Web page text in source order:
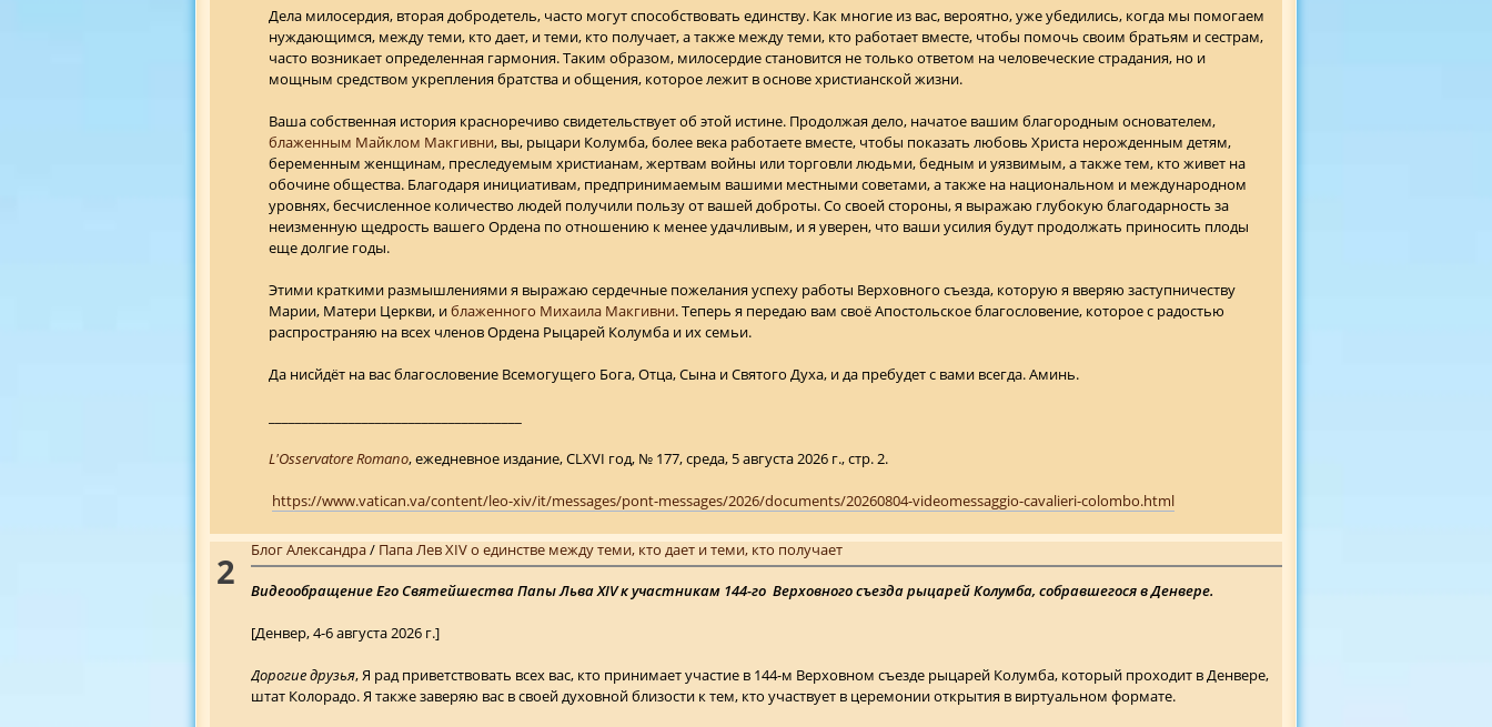
Дела милосердия, вторая добродетель, часто могут способствовать единству. Как многие из вас, вероятно, уже убедились, когда мы помогаем
нуждающимся, между теми, кто дает, и теми, кто получает, а также между теми, кто работает вместе, чтобы помочь своим братьям и сестрам,
часто возникает определенная гармония. Таким образом, милосердие становится не только ответом на человеческие страдания, но и
мощным средством укрепления братства и общения, которое лежит в основе христианской жизни.
Ваша собственная история красноречиво свидетельствует об этой истине. Продолжая дело, начатое вашим благородным основателем,
блаженным Майклом Макгивни, вы, рыцари Колумба, более века работаете вместе, чтобы показать любовь Христа нерожденным детям,
беременным женщинам, преследуемым христианам, жертвам войны или торговли людьми, бедным и уязвимым, а также тем, кто живет на
обочине общества. Благодаря инициативам, предпринимаемым вашими местными советами, а также на национальном и международном
уровнях, бесчисленное количество людей получили пользу от вашей доброты. Со своей стороны, я выражаю глубокую благодарность за
неизменную щедрость вашего Ордена по отношению к менее удачливым, и я уверен, что ваши усилия будут продолжать приносить плоды
еще долгие годы.
Этими краткими размышлениями я выражаю сердечные пожелания успеху работы Верховного съезда, которую я вверяю заступничеству
Марии, Матери Церкви, иблаженного Михаила Макгивни. Теперь я передаю вам своё Апостольское благословение, которое с радостью
распространяю на всех членов Ордена Рыцарей Колумба и их семьи.
Да нисйдёт на вас благословение Всемогущего Бога, Отца, Сына и Святого Духа, и да пребудет с вами всегда. Аминь.
L'Osservatore Romano, ежедневное издание, CLXVI год, № 177, среда, 5 августа 2026 г., стр. 2.
https://www.vatican.va/content/leo-xiv/it/messages/pont-messages/2026/documents/20260804-videomessaggio-cavalieri-colombo.html
2 Блог Александра/ Папа Лев XIV о единстве между теми, кто дает и теми, кто получает
Видеообращение Его Святейшества Папы Льва XIV к участникам 144-го Верховного съезда рыцарей Колумба, собравшегося в Денвере.
[Денвер, 4-6 августа 2026 г.]
Дорогие друзья, Я рад приветствовать всех вас, кто принимает участие в 144-м Верховном съезде рыцарей Колумба, который проходит в Денвере,
штат Колорадо. Я также заверяю вас в своей духовной близости к тем, кто участвует в церемонии открытия в виртуальном формате.